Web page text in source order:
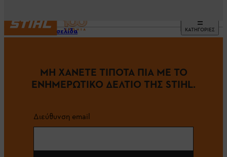
ΚΑΤΗΓΟΡΙΕΣ
Αρχική σελίδα
ΜΗ ΧΑΝΕΤΕ ΤΙΠΟΤΑ ΠΙΑ ΜΕ ΤΟ
ΕΝΗΜΕΡΩΤΙΚΟ ΔΕΛΤΙΟ ΤΗΣ STIHL.
Διεύθυνση email